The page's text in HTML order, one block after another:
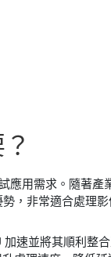
用需求。隨著
，非常適合處理
速並將其順利